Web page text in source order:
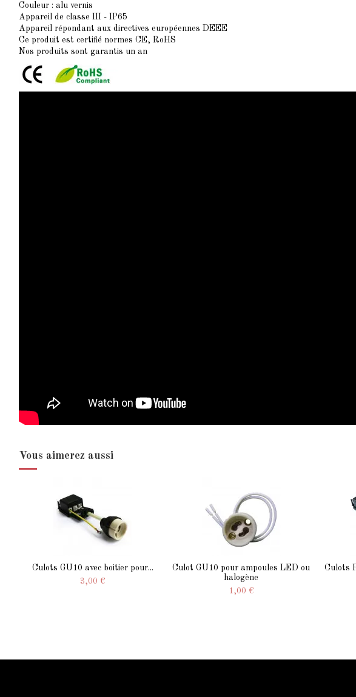
Couleur : alu vernis
Appareil de classe III - IP65
Appareil répondant aux directives européennes DEEE
Ce produit est certifié normes CE, RoHS
Nos produits sont garantis un an
Vous aimerez aussi
Culots GU10 avec boitier pour...
3,00 €
Culot GU10 pour ampoules LED ou
halogène
1,00 €
Culots